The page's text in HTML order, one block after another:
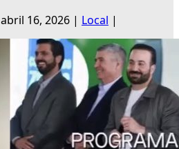
abril 16, 2026 | Local |